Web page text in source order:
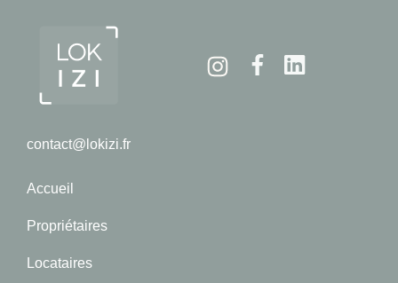
contact@lokizi.fr
InstagramFacebook
Accueil
Propriétaires
Locataires